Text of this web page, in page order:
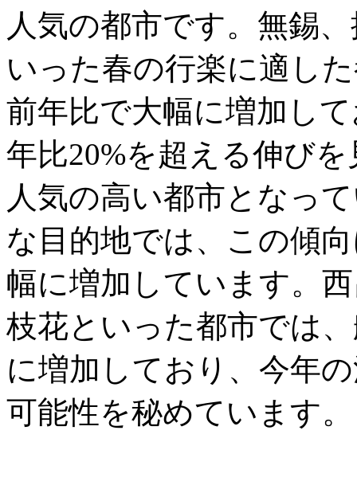
人気の都市です。無錫
いった春の行楽に適し
前年比で大幅に増加し
年比20%を超える伸び
人気の高い都市となっ
な目的地では、この傾
幅に増加しています。
枝花といった都市では
に増加しており、今年
可能性を秘めています。